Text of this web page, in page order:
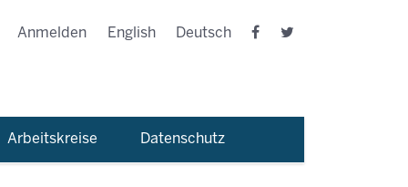
Anmelden English Deutsch
Arbeitskreise Datenschutz